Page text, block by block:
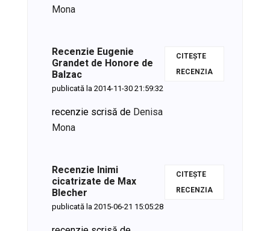
Mona
Recenzie Eugenie
Grandet de Honore de
Balzac
publicată la 2014-11-30 21:59:32
recenzie scrisă de Denisa
Mona
CITEȘTE
RECENZIA
Recenzie Inimi
cicatrizate de Max
Blecher
publicată la 2015-06-21 15:05:28
CITEȘTE
RECENZIA